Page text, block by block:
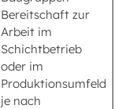
Bereitschaft zur
Arbeit im
Schichtbetrieb
oder im
Produktionsumfeld
je nach